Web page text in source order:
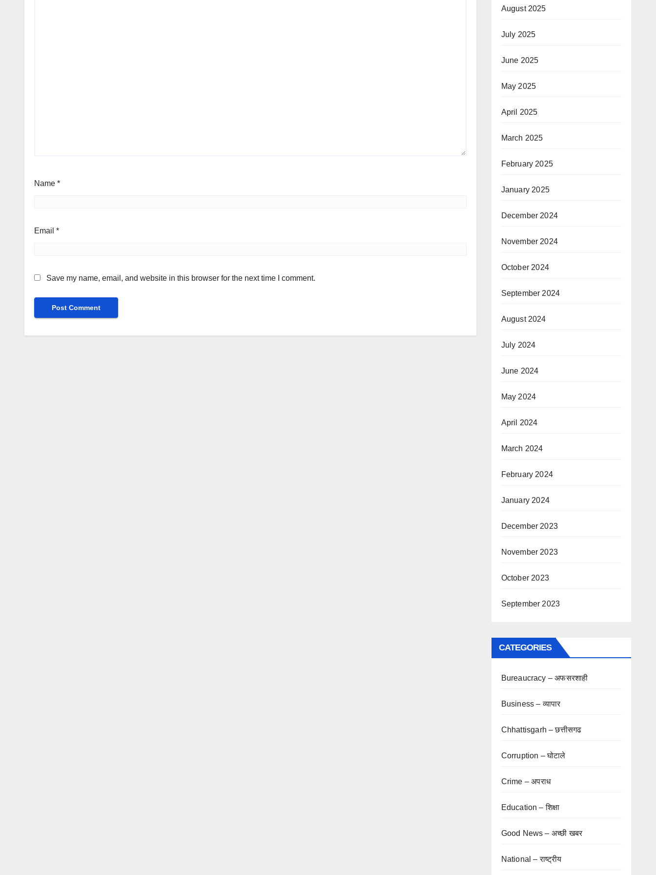
Name *
Email *
Save my name, email, and website in this browser for the next time I comment.
August 2025
July 2025
June 2025
May 2025
April 2025
March 2025
February 2025
January 2025
December 2024
November 2024
October 2024
September 2024
August 2024
July 2024
June 2024
May 2024
April 2024
March 2024
February 2024
January 2024
December 2023
November 2023
October 2023
September 2023
CATEGORIES
Bureaucracy – अफसरशाही
Business – व्यापार
Chhattisgarh – छत्तीसगढ
Corruption – घोटाले
Crime – अपराध
Education – शिक्षा
Good News – अच्छी खबर
National – राष्ट्रीय